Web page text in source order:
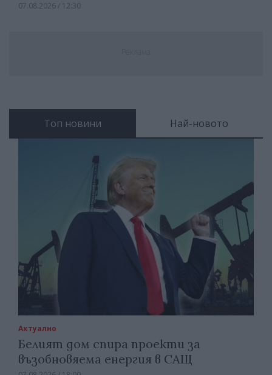
07.08.2026 / 12:30
Топ новини Най-новото
Актуално
Белият дом спира проекти за
възобновяема енергия в САЩ